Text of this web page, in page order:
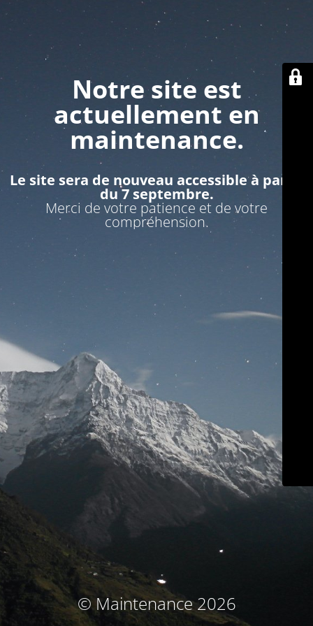
Notre site est
actuellement en
maintenance.
Le site sera de nouveau accessible à partir
du 7 septembre.
Merci de votre patience et de votre
compréhension.
© Maintenance 2026